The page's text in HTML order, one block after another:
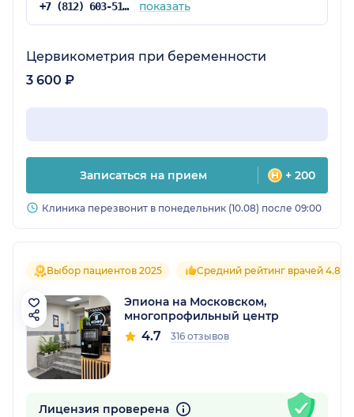
+7 (812) 603-51-23 показать
Цервикометрия при беременности
3 600 ₽
Записаться на прием + 200
Клиника перезвонит в понедельник (10.08) после 09:00
Выбор пациентов 2025 Средний рейтинг врачей 4.8
Эпиона на Московском,
многопрофильный центр
4.7 316 отзывов
Лицензия проверена